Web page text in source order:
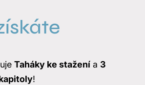
Taháky ke stažení a3
!